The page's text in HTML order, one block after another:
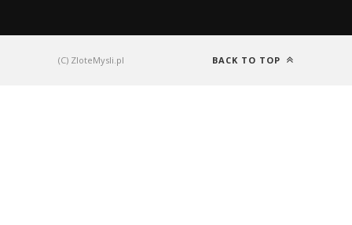
(C) ZloteMysli.pl BACK TO TOP